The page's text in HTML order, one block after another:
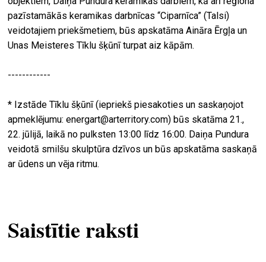
pazīstamākās keramikas darbnīcas “Ciparnīca” (Talsi)
veidotajiem priekšmetiem, būs apskatāma Aināra Ērgļa un
Unas Meisteres Tīklu šķūnī turpat aiz kāpām.
------------
* Izstāde Tīklu šķūnī (iepriekš piesakoties un saskaņojot
apmeklējumu: energart@arterritory.com) būs skatāma 21.,
22. jūlijā, laikā no pulksten 13:00 līdz 16:00. Daiņa Pundura
veidotā smilšu skulptūra dzīvos un būs apskatāma saskaņā
ar ūdens un vēja ritmu.
Saistītie raksti